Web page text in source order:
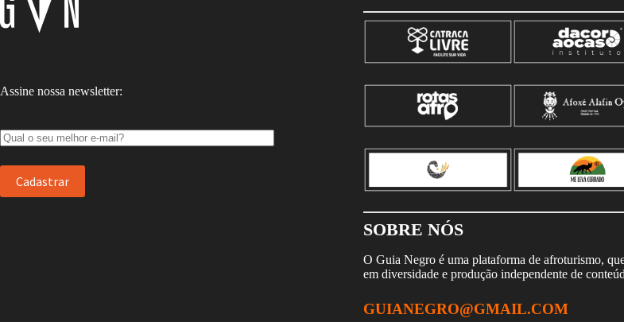
Assine nossa newsletter:
SOBRE NÓS
O Guia Negro é uma plataforma de afroturismo,
em diversidade e produção independente de
GUIANEGRO@GMAIL.COM